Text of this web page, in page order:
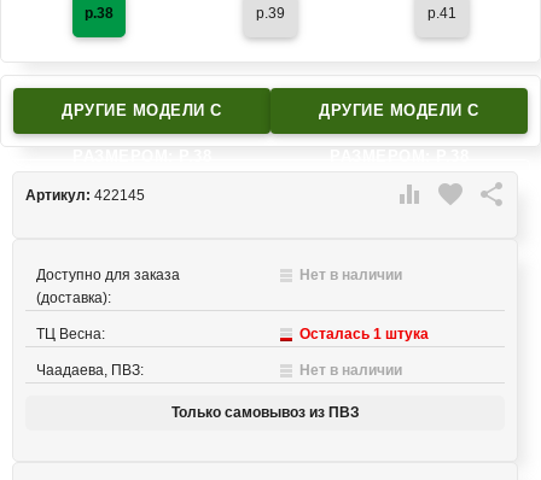
р.38 р.39 р.41
ДРУГИЕ МОДЕЛИ C ДРУГИЕ МОДЕЛИ C
 favorite 
Артикул: 422145
Доступно для заказа
(доставка):
Нет в наличии
ТЦ Весна: Осталась 1 штука
Чаадаева, ПВЗ: Нет в наличии
Только самовывоз из ПВЗ